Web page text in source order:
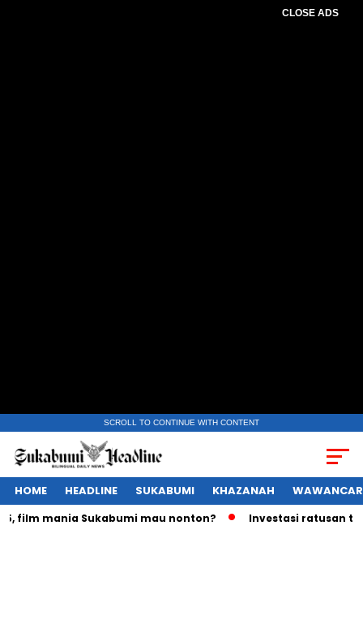
CLOSE ADS
SCROLL TO CONTINUE WITH CONTENT
HOME HEADLINE SUKABUMI KHAZANAH
mania Sukabumi mau nonton? Investasi ratusan triliun